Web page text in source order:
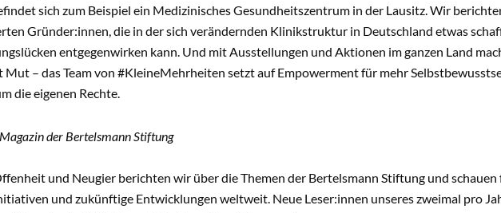
sich zum Beispiel ein Medizinisches Gesundheitszentrum in der Lausitz. Wir
Gründer:innen, die in der sich verändernden Klinikstruktur in Deutschland etwas
entgegenwirken kann. Und mit Ausstellungen und Aktionen im ganzen Land
– das Team von #KleineMehrheiten setzt auf Empowerment für mehr
die eigenen Rechte.
der Bertelsmann Stiftung
und Neugier berichten wir über die Themen der Bertelsmann Stiftung und schauen
und zukünftige Entwicklungen weltweit. Neue Leser:innen unseres zweimal pro